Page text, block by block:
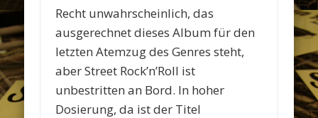
Recht unwahrscheinlich, das
ausgerechnet dieses Album für den
letzten Atemzug des Genres steht,
aber Street Rock’n’Roll ist
unbestritten an Bord. In hoher
Dosierung, da ist der Titel